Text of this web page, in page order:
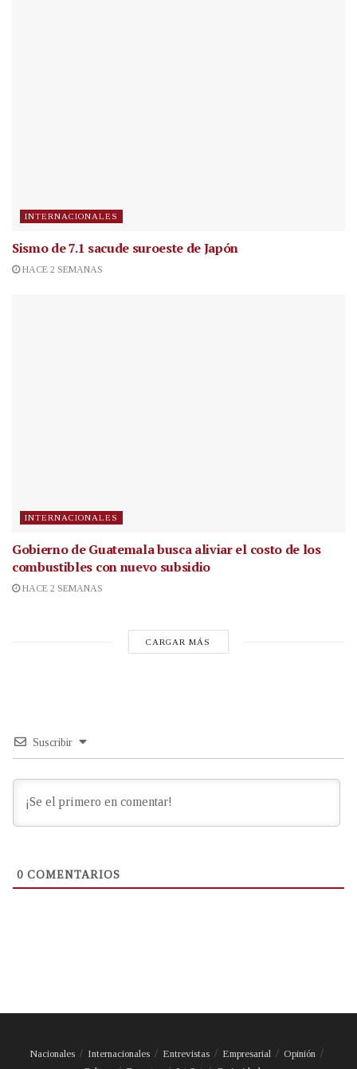
INTERNACIONALES
Sismo de 7.1 sacude suroeste de Japón
HACE 2 SEMANAS
INTERNACIONALES
Gobierno de Guatemala busca aliviar el costo de los
combustibles con nuevo subsidio
HACE 2 SEMANAS
CARGAR MÁS
Suscribir
0 COMENTARIOS
Nacionales Internacionales Entrevistas Empresarial
Opinión